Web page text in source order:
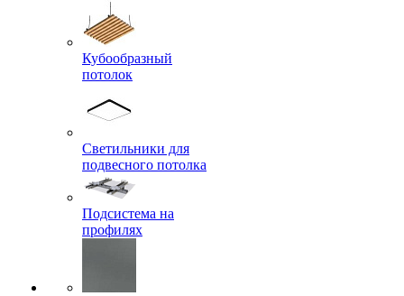
Кубообразный
потолок
Светильники для
подвесного потолка
Подсистема на
профилях